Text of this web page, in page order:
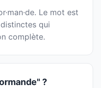
Le mot est
qui
complète.
?